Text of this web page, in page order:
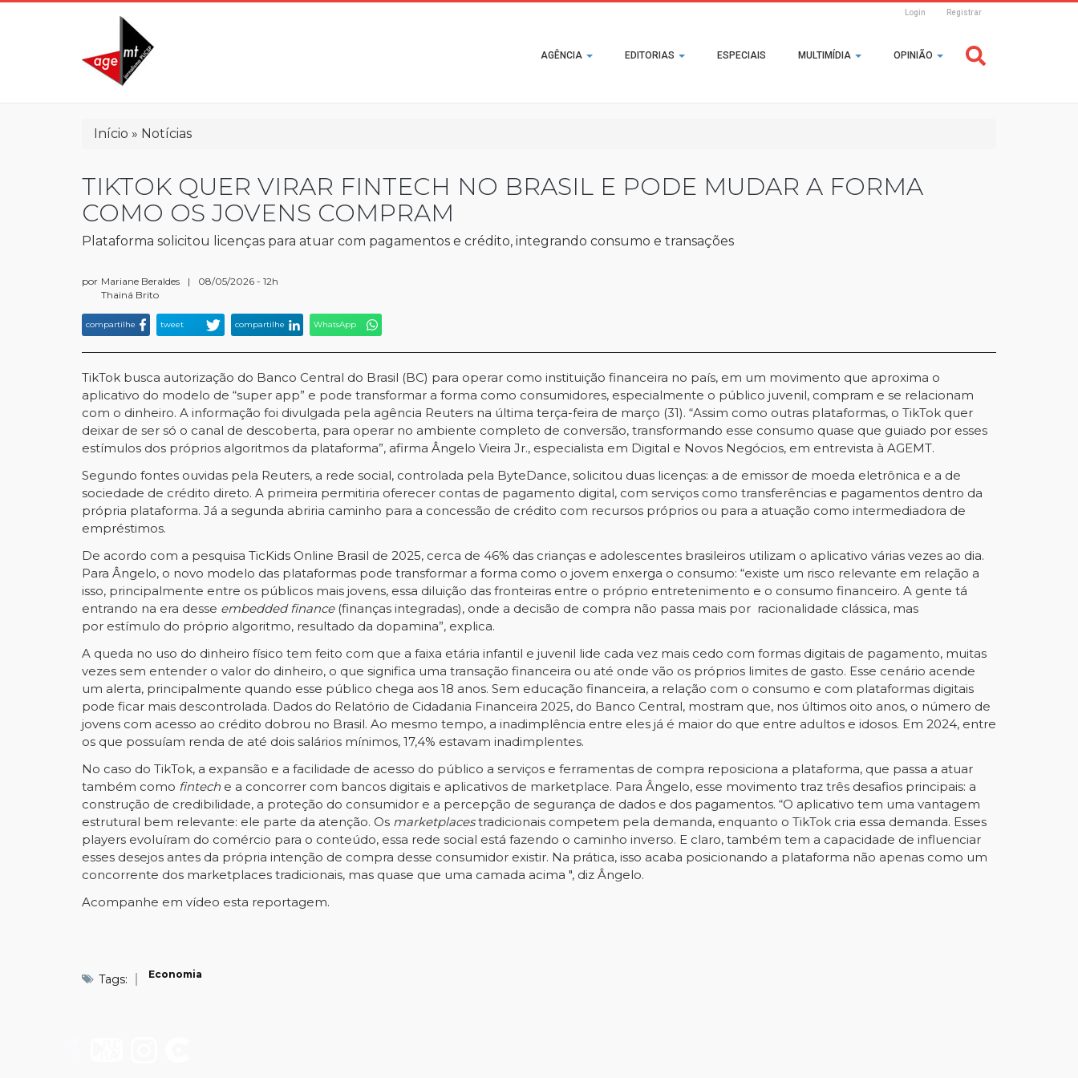
Login Registrar
Main
navigation
AGÊNCIA EDITORIAS ESPECIAIS MULTIMÍDIA OPINIÃO
Trilha
navegação
Início Notícias
TIKTOK QUER VIRAR FINTECH NO BRASIL E PODE MUDAR A FORMA
COMO OS JOVENS COMPRAM
Plataforma solicitou licenças para atuar com pagamentos e crédito, integrando consumo e transações
por Mariane Beraldes
Thainá Brito
| 08/05/2026 - 12h
compartilhe tweet compartilhe WhatsApp
TikTok busca autorização do Banco Central do Brasil (BC) para operar como instituição financeira no país, em um movimento que aproxima o
aplicativo do modelo de “super app” e pode transformar a forma como consumidores, especialmente o público juvenil, compram e se relacionam
com o dinheiro. A informação foi divulgada pela agência Reuters na última terça-feira de março (31). “Assim como outras plataformas, o TikTok quer
deixar de ser só o canal de descoberta, para operar no ambiente completo de conversão, transformando esse consumo quase que guiado por esses
estímulos dos próprios algoritmos da plataforma”, afirma Ângelo Vieira Jr., especialista em Digital e Novos Negócios, em entrevista à AGEMT.
Segundo fontes ouvidas pela Reuters, a rede social, controlada pela ByteDance, solicitou duas licenças: a de emissor de moeda eletrônica e a de
sociedade de crédito direto. A primeira permitiria oferecer contas de pagamento digital, com serviços como transferências e pagamentos dentro da
própria plataforma. Já a segunda abriria caminho para a concessão de crédito com recursos próprios ou para a atuação como intermediadora de
empréstimos.
De acordo com a pesquisa TicKids Online Brasil de 2025, cerca de 46% das crianças e adolescentes brasileiros utilizam o aplicativo várias vezes ao dia.
Para Ângelo, o novo modelo das plataformas pode transformar a forma como o jovem enxerga o consumo: “existe um risco relevante em relação a
isso, principalmente entre os públicos mais jovens, essa diluição das fronteiras entre o próprio entretenimento e o consumo financeiro. A gente tá
entrando na era desse embedded finance(finanças integradas), onde a decisão de compra não passa mais por racionalidade clássica, mas
por estímulo do próprio algoritmo, resultado da dopamina”, explica.
A queda no uso do dinheiro físico tem feito com que a faixa etária infantil e juvenil lide cada vez mais cedo com formas digitais de pagamento, muitas
vezes sem entender o valor do dinheiro, o que significa uma transação financeira ou até onde vão os próprios limites de gasto. Esse cenário acende
um alerta, principalmente quando esse público chega aos 18 anos. Sem educação financeira, a relação com o consumo e com plataformas digitais
pode ficar mais descontrolada. Dados do Relatório de Cidadania Financeira 2025, do Banco Central, mostram que, nos últimos oito anos, o número de
jovens com acesso ao crédito dobrou no Brasil. Ao mesmo tempo, a inadimplência entre eles já é maior do que entre adultos e idosos. Em 2024, entre
os que possuíam renda de até dois salários mínimos, 17,4% estavam inadimplentes.
No caso do TikTok, a expansão e a facilidade de acesso do público a serviços e ferramentas de compra reposiciona a plataforma, que passa a atuar
também como fintech e a concorrer com bancos digitais e aplicativos de marketplace. Para Ângelo, esse movimento traz três desafios principais: a
construção de credibilidade, a proteção do consumidor e a percepção de segurança de dados e dos pagamentos. “O aplicativo tem uma vantagem
estrutural bem relevante: ele parte da atenção. Os marketplacestradicionais competem pela demanda, enquanto o TikTok cria essa demanda. Esses
players evoluíram do comércio para o conteúdo, essa rede social está fazendo o caminho inverso. E claro, também tem a capacidade de influenciar
esses desejos antes da própria intenção de compra desse consumidor existir. Na prática, isso acaba posicionando a plataforma não apenas como um
concorrente dos marketplaces tradicionais, mas quase que uma camada acima ", diz Ângelo.
Acompanhe em vídeo esta reportagem.
Tags: Economia